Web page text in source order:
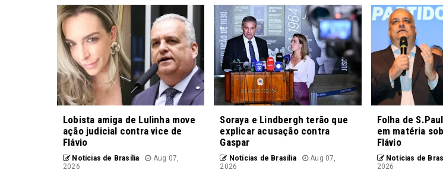
Lobista amiga de Lulinha move
ação judicial contra vice de
Flávio
Notícias de Brasília
Aug 07,
2026
Soraya e Lindbergh terão que
explicar acusação contra
Gaspar
Notícias de Brasília
Aug 07,
2026
Folha de
em matéria
Flávio
Notícias de
2026